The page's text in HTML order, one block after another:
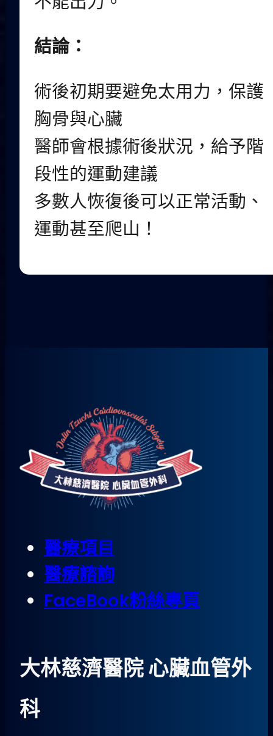
結論：
術後初期要避免太用力，保護
胸骨與心臟
醫師會根據術後狀況，給予階
段性的運動建議
多數人恢復後可以正常活動、
運動甚至爬山！
醫療項目
醫療諮詢
FaceBook粉絲專頁
大林慈濟醫院 心臟血管外
科